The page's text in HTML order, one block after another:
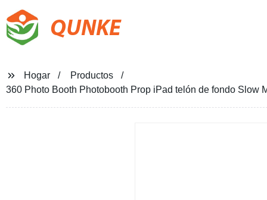
QUNKE
Hogar
Productos
360 Photo Booth Photobooth Prop iPad telón de fondo Slow